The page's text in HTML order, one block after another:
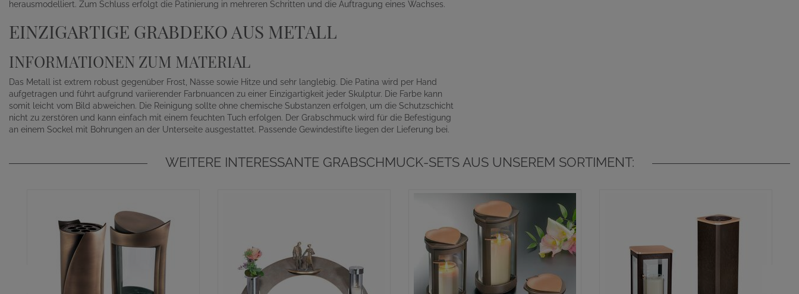
herausmodelliert. Zum Schluss erfolgt die Patinierung in mehreren Schritten und die Auftragung eines Wachses.
EINZIGARTIGE GRABDEKO AUS METALL
INFORMATIONEN ZUM MATERIAL
Das Metall ist extrem robust gegenüber Frost, Nässe sowie Hitze und sehr langlebig. Die Patina wird per Hand
aufgetragen und führt aufgrund variierender Farbnuancen zu einer Einzigartigkeit jeder Skulptur. Die Farbe kann
somit leicht vom Bild abweichen. Die Reinigung sollte ohne chemische Substanzen erfolgen, um die Schutzschicht
nicht zu zerstören und kann einfach mit einem feuchten Tuch erfolgen. Der Grabschmuck wird für die Befestigung
an einem Sockel mit Bohrungen an der Unterseite ausgestattet. Passende Gewindestifte liegen der Lieferung bei.
WEITERE INTERESSANTE GRABSCHMUCK-SETS AUS UNSEREM SORTIMENT: